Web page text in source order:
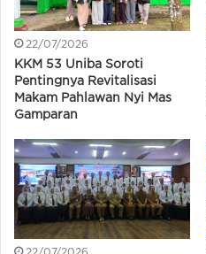
22/07/2026
KKM 53 Uniba Soroti
Pentingnya Revitalisasi
Makam Pahlawan Nyi Mas
Gamparan